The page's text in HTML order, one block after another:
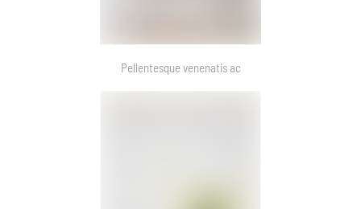
Pellentesque venenatis ac